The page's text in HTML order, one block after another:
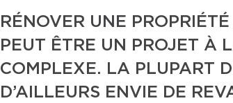
RÉNOVER UNE
PEUT ÊTRE UN PROJET À
COMPLEXE. LA PLUPART
D’AILLEURS ENVIE DE